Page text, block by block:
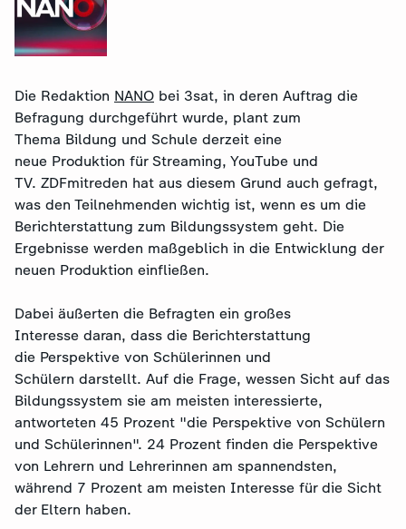
Die Redaktion NANO bei 3sat, in deren Auftrag die
Befragung durchgeführt wurde, plant zum
Thema Bildung und Schule derzeit eine
neue Produktion für Streaming, YouTube und
TV. ZDFmitreden hat aus diesem Grund auch gefragt,
was den Teilnehmenden wichtig ist, wenn es um die
Berichterstattung zum Bildungssystem geht. Die
Ergebnisse werden maßgeblich in die Entwicklung der
neuen Produktion einfließen.
Dabei äußerten die Befragten ein großes
Interesse daran, dass die Berichterstattung
die Perspektive von Schülerinnen und
Schülern darstellt. Auf die Frage, wessen Sicht auf das
Bildungssystem sie am meisten interessierte,
antworteten 45 Prozent "die Perspektive von Schülern
und Schülerinnen". 24 Prozent finden die Perspektive
von Lehrern und Lehrerinnen am spannendsten,
während 7 Prozent am meisten Interesse für die Sicht
der Eltern haben.